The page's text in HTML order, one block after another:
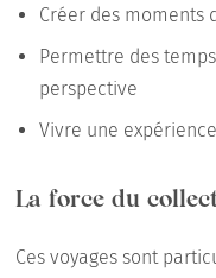
Créer des moments
Permettre des
perspective
Vivre une
La force du
Ces voyages sont